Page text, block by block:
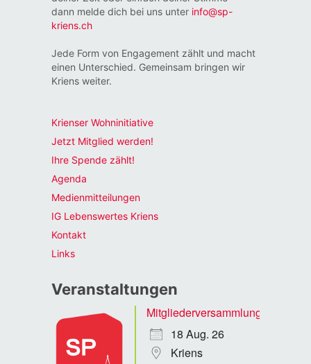
dann melde dich bei uns unter info@sp-
kriens.ch
Jede Form von Engagement zählt und macht
einen Unterschied. Gemeinsam bringen wir
Kriens weiter.
Krienser Wohninitiative
Jetzt Mitglied werden!
Ihre Spende zählt!
Agenda
Medienmitteilungen
IG Lebenswertes Kriens
Kontakt
Links
Veranstaltungen
Mitgliederversammlung
18 Aug. 26
Kriens